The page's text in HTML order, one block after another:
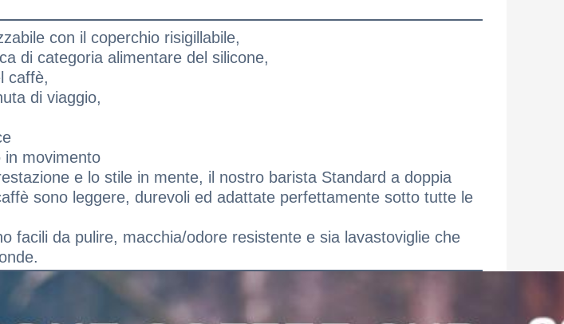
con il coperchio risigillabile,
di categoria alimentare del silicone,
caffè,
di viaggio,
in movimento
e lo stile in mente, il nostro barista Standard a doppia
sono leggere, durevoli ed adattate perfettamente sotto tutte le
facili da pulire, macchia/odore resistente e sia lavastoviglie che